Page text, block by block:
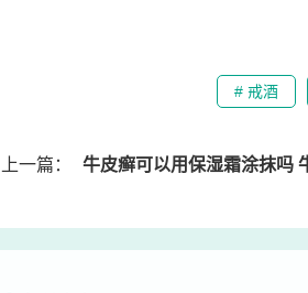
# 戒酒
上一篇： 牛皮癣可以用保湿霜涂抹吗 牛皮